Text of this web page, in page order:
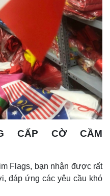
CẤP CỜ CẦM
Flags, bạn nhận được rất
đáp ứng các yêu cầu khó